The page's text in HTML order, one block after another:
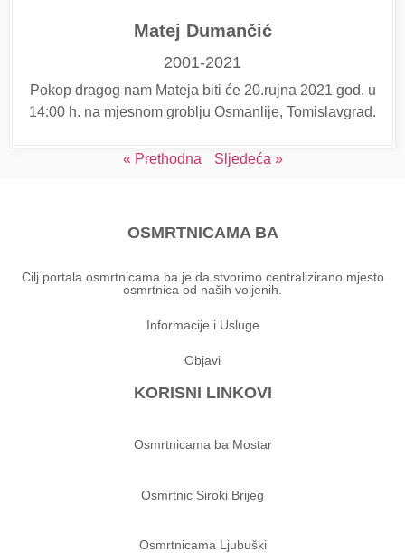
Matej Dumančić
2001-2021
Pokop dragog nam Mateja biti će 20.rujna 2021 god. u
14:00 h. na mjesnom groblju Osmanlije, Tomislavgrad.
« Prethodna Sljedeća »
OSMRTNICAMA BA
Cilj portala osmrtnicama ba je da stvorimo centralizirano mjesto
osmrtnica od naših voljenih.
Informacije i Usluge
Objavi
KORISNI LINKOVI
Osmrtnicama ba Mostar
Osmrtnic Siroki Brijeg
Osmrtnicama Ljubuški